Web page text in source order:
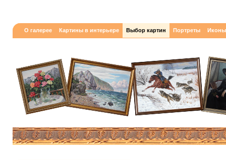
О галерее Картины в интерьере Выбор картин Портреты Иконы